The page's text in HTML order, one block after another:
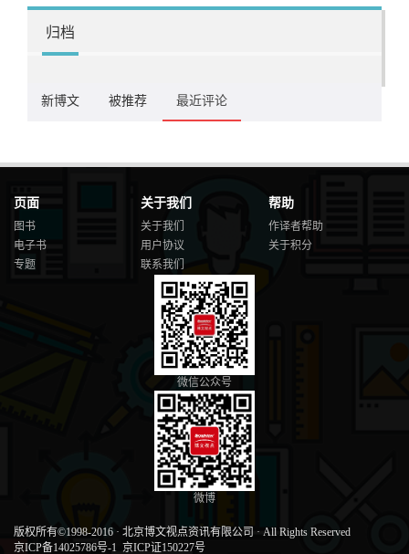
归档
新博文 被推荐 最近评论
页面
图书
电子书
专题
关于我们
关于我们
用户协议
联系我们
帮助
作译者帮助
关于积分
微信公众号
微博
版权所有©1998-2016 · 北京博文视点资讯有限公司 · All Rights Reserved
京ICP备14025786号-1 京ICP证150227号